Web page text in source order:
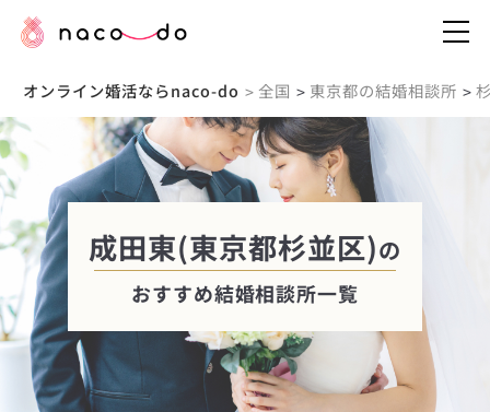
オンライン婚活ならnaco-do > 全国 > 東京都の結婚相談所 >
成田東(東京都杉並区)の
おすすめ結婚相談所一覧